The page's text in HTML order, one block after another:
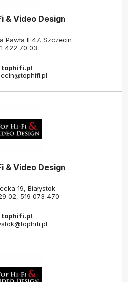
& Video Design
Pawła II 47, Szczecin
422 70 03
tophifi.pl
& Video Design
19, Białystok
02, 519 073 470
tophifi.pl